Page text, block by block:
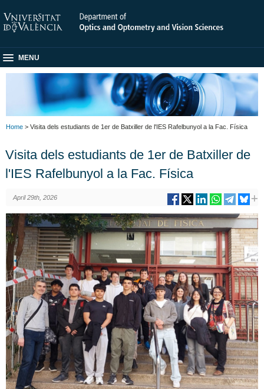
MENU
Home > Visita dels estudiants de 1er de Batxiller de l'IES Rafelbunyol a la Fac. Física
Visita dels estudiants de 1er de Batxiller de
l'IES Rafelbunyol a la Fac. Física
April 29th, 2026